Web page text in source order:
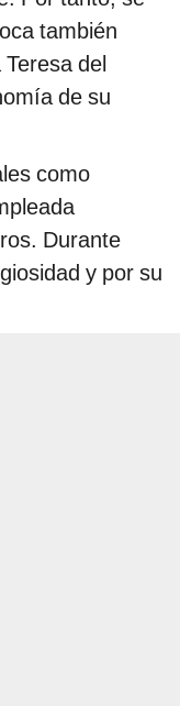
también
del
de su
como
Durante
y por su